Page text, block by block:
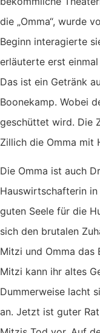
die „Omma“, wurde
Beginn interagierte
erläuterte erst einmal
Das ist ein Getränk
Boonekamp. Wobei
geschüttet wird. Die
Zillich die Omma mit
Die Omma ist auch
Hauswirtschafterin
guten Seele für die
sich den brutalen
Mitzi und Omma das
Mitzi kann ihr altes
Dummerweise lacht
an. Jetzt ist guter